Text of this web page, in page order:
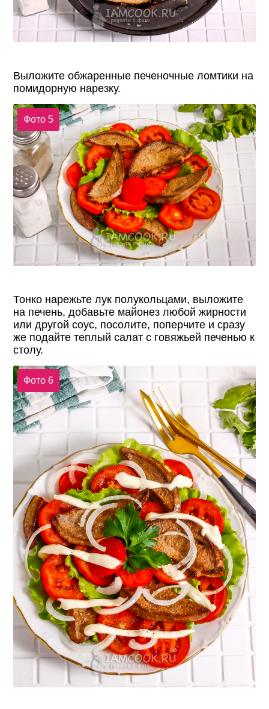
Выложите обжаренные печеночные ломтики на
помидорную нарезку.
Фото 5
Тонко нарежьте лук полукольцами, выложите
на печень, добавьте майонез любой жирности
или другой соус, посолите, поперчите и сразу
же подайте теплый салат с говяжьей печенью к
столу.
Фото 6